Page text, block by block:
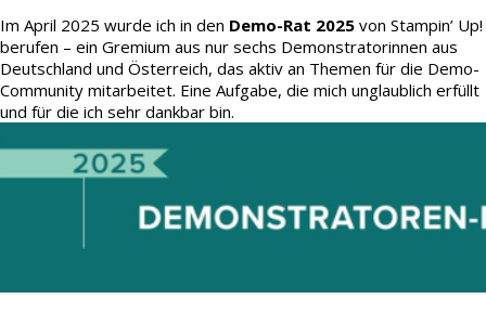
Im April 2025 wurde ich in den Demo-Rat 2025 von Stampin’ Up!
berufen – ein Gremium aus nur sechs Demonstratorinnen aus
Deutschland und Österreich, das aktiv an Themen für die Demo-
Community mitarbeitet. Eine Aufgabe, die mich unglaublich erfüllt
und für die ich sehr dankbar bin.